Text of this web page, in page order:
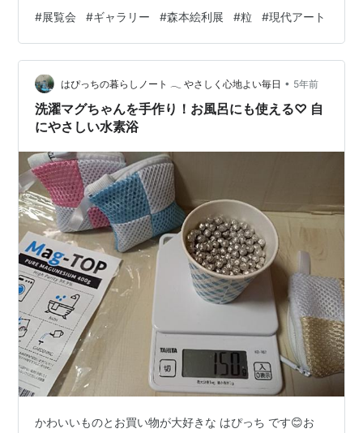
るのがわかる。 その後saiギャラリーで再開してこれまで
何回その細かい紙の貼った瓶を眺めたことだろう（そし
てほしいとも何回も思って今にいたる）。 そして平面作
品。大きさが違う粒が描かれている。大きさが違うと言
っても大きくても２，３㎜ぐらい。 何を見ているのかわ
からなくなるぐらい。…
#展覧会 #ギャラリー #森本絵利展 #粒 #現代アート
はぴっちの暮らしノート 𓂃 やさしく心地よい毎日 • 5年前
洗濯マグちゃんを手作り！お風呂にも使える♡ 自
にやさしい水素浴
かわいいものとお買い物が大好きな はぴっち です😊お